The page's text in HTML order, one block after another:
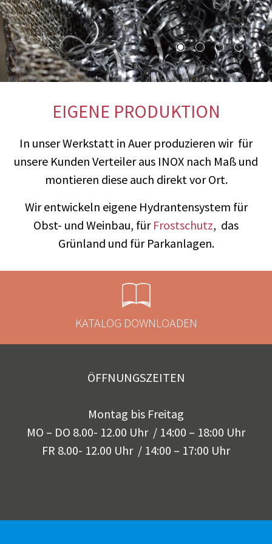
EIGENE PRODUKTION
In unser Werkstatt in Auer produzieren wir für
unsere Kunden Verteiler aus INOX nach Maß und
montieren diese auch direkt vor Ort.
Wir entwickeln eigene Hydrantensystem für
Obst- und Weinbau, für Frostschutz, das
Grünland und für Parkanlagen.
KATALOG DOWNLOADEN
ÖFFNUNGSZEITEN
Montag bis Freitag
MO – DO 8.00- 12.00 Uhr / 14:00 – 18:00 Uhr
FR 8.00- 12.00 Uhr / 14:00 – 17:00 Uhr